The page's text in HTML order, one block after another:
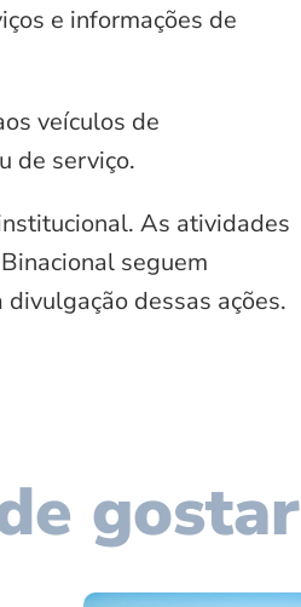
e informações de
veículos de
de serviço.
As atividades
seguem
dessas ações.
gostar